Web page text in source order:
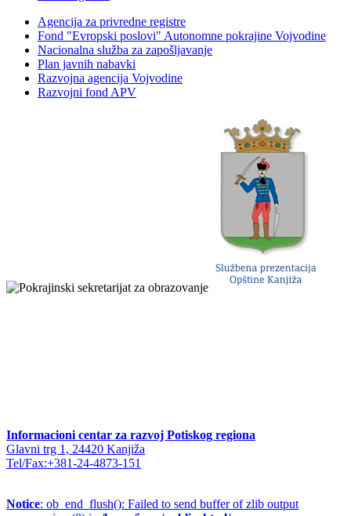
Agencija za privredne registre
Fond "Evropski poslovi" Autonomne pokrajine Vojvodine
Nacionalna služba za zapošljavanje
Plan javnih nabavki
Razvojna agencija Vojvodine
Razvojni fond APV
Informacioni centar za razvoj Potiskog regiona
Glavni trg 1, 24420 Kanjiža
Tel/Fax:+381-24-4873-151
Notice: ob_end_flush(): Failed to send buffer of zlib output